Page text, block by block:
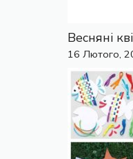
Весняні
16 Лютого,